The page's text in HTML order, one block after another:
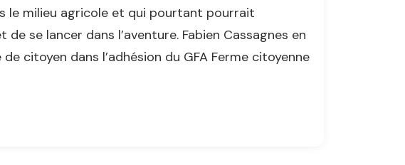
le milieu agricole et qui pourtant pourrait
se lancer dans l’aventure. Fabien Cassagnes en
citoyen dans l’adhésion du GFA Ferme citoyenne